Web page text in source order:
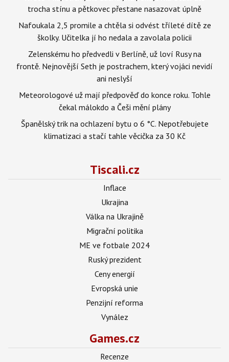
trocha stínu a pětkovec přestane nasazovat úplně
Nafoukala 2,5 promile a chtěla si odvést tříleté dítě ze
školky. Učitelka jí ho nedala a zavolala policii
Zelenskému ho předvedli v Berlíně, už loví Rusy na
frontě. Nejnovější Seth je postrachem, který vojáci nevidí
ani neslyší
Meteorologové už mají předpověď do konce roku. Tohle
čekal málokdo a Češi mění plány
Španělský trik na ochlazení bytu o 6 °C. Nepotřebujete
klimatizaci a stačí tahle věcička za 30 Kč
Tiscali.cz
Inflace
Ukrajina
Válka na Ukrajině
Migrační politika
ME ve fotbale 2024
Ruský prezident
Ceny energií
Evropská unie
Penzijní reforma
Vynález
Games.cz
Recenze